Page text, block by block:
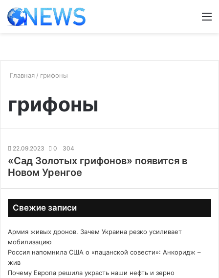
Switch
Главная / грифоны
грифоны
22.09.2023 0 304
«Сад Золотых грифонов» появится в
Новом Уренгое
Свежие записи
Армия живых дронов. Зачем Украина резко усиливает
мобилизацию
Россия напомнила США о «пацанской совести»: Анкоридж –
жив
Почему Европа решила украсть наши нефть и зерно